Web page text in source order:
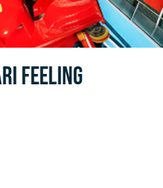
FEELING